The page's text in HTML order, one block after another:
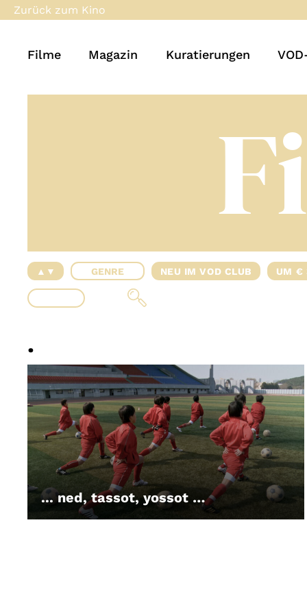
Zurück zum Kino
Filme Magazin Kuratierungen
▲▼ GENRE NEU IM VOD CLUB UM €
.
... ned, tassot, yossot …
LEIHEN